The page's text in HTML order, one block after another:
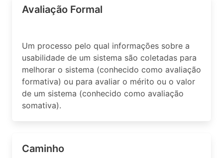
Avaliação Formal
Um processo pelo qual informações sobre a
usabilidade de um sistema são coletadas para
melhorar o sistema (conhecido como avaliação
formativa) ou para avaliar o mérito ou o valor
de um sistema (conhecido como avaliação
somativa).
Caminho